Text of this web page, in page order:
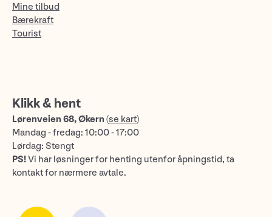
Mine tilbud
Bærekraft
Tourist
Klikk & hent
Lørenveien 68, Økern (se kart)
Mandag - fredag: 10:00 - 17:00
Lørdag: Stengt
PS!Vi har løsninger for henting utenfor åpningstid, ta
kontakt for nærmere avtale.